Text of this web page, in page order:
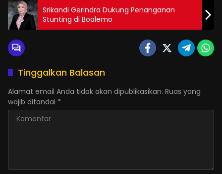
Srikandi Gerindra Dukung Penanganan
Stunting di Boalemo
Tinggalkan Balasan
Alamat email Anda tidak akan dipublikasikan. Ruas yang
wajib ditandai *